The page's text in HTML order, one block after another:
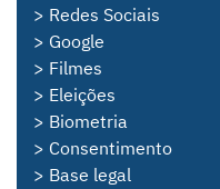
> Redes Sociais
> Google
> Filmes
> Eleições
> Biometria
> Consentimento
> Base legal